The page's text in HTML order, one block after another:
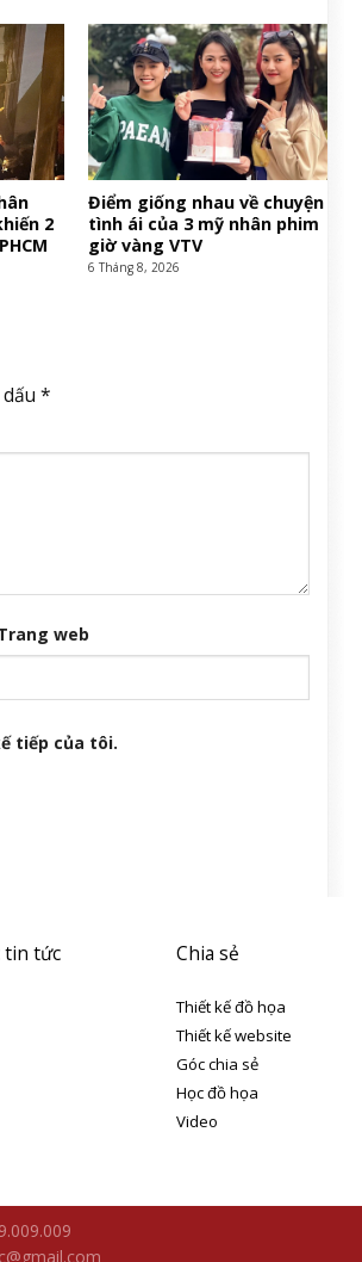
2
Điểm giống nhau về chuyện
tình ái của 3 mỹ nhân phim
giờ vàng VTV
6 Tháng 8, 2026
*
web
tiếp của tôi.
tin tức Chia sẻ
Thiết kế đồ họa
Thiết kế website
Góc chia sẻ
Học đồ họa
Video